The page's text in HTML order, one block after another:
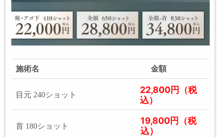
施術名 金額
目元 240ショット
22,800円（税
込）
首 180ショット
19,800円（税
込）